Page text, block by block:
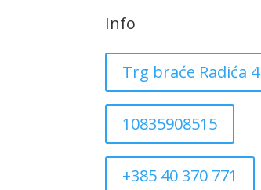
Info
Trg braće Radića 4
10835908515
+385 40 370 771